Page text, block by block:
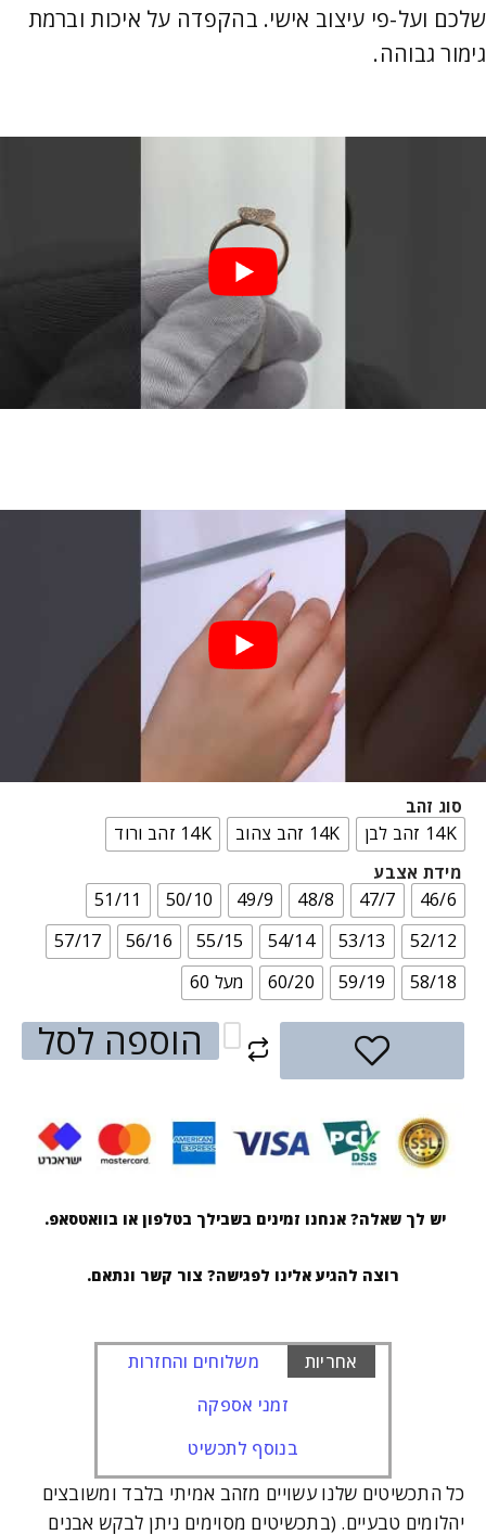
שלכם ועל-פי עיצוב אישי. בהקפדה על איכות וברמת
גימור גבוהה.
סוג זהב
14K זהב לבן 14K זהב צהוב 14K זהב ורוד
מידת אצבע
46/6
47/7
48/8
49/9
50/10
51/11
52/12
53/13
54/14
55/15
56/16
57/17
58/18
59/19
60/20 מעל 60
הוספה לסל
יש לך שאלה? אנחנו זמינים בשבילך בטלפון או בוואטסאפ.
רוצה להגיע אלינו לפגישה? צור קשר ונתאם.
אחריות
משלוחים והחזרות
זמני אספקה
בנוסף לתכשיט
כל התכשיטים שלנו עשויים מזהב אמיתי בלבד ומשובצים
יהלומים טבעיים. (בתכשיטים מסוימים ניתן לבקש אבנים